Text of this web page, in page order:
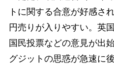
トに関する合意が好感さ
円売りが入りやすい。英
国民投票などの意見が出
グジットの思惑が急速に